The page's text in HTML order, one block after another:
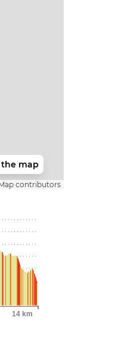
map
contributors
14 km